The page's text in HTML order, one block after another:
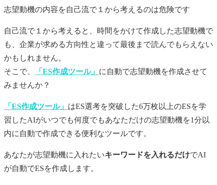
志望動機の内容を自己流で１から考えるのは危険です
自己流で１から考えると、時間をかけて作成した志望動機で
も、企業が求める方向性と違って最後まで読んでもらえない
かもしれません。
そこで、
「ES作成ツール」 に自動で志望動機を作成させて
みませんか？
「ES作成ツール」 はES選考を突破した6万枚以上のESを学
習したAIがいつでも何度でもあなただけの志望動機を1分以
内に自動で作成できる便利なツールです。
あなたが志望動機に入れたいキーワードを入れるだけでAI
が自動でESを作成します。